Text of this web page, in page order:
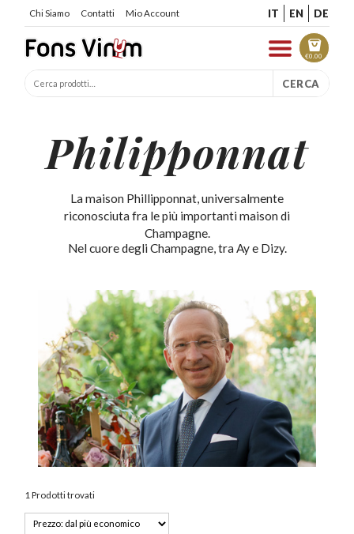
Chi Siamo Contatti Mio Account IT EN DE
€0.00
CERCA
Philipponnat
La maison Phillipponnat, universalmente
riconosciuta fra le più importanti maison di
Champagne.
Nel cuore degli Champagne, tra Ay e Dizy.
1 Prodotti trovati